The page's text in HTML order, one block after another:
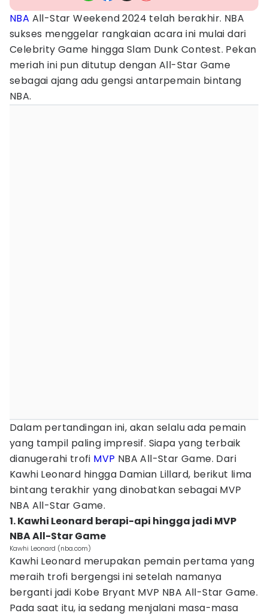
NBA All-Star Weekend 2024 telah berakhir. NBA
sukses menggelar rangkaian acara ini mulai dari
Celebrity Game hingga Slam Dunk Contest. Pekan
meriah ini pun ditutup dengan All-Star Game
sebagai ajang adu gengsi antarpemain bintang
NBA.
Dalam pertandingan ini, akan selalu ada pemain
yang tampil paling impresif. Siapa yang terbaik
dianugerahi trofi MVP NBA All-Star Game. Dari
Kawhi Leonard hingga Damian Lillard, berikut lima
bintang terakhir yang dinobatkan sebagai MVP
NBA All-Star Game.
1. Kawhi Leonard berapi-api hingga jadi MVP
NBA All-Star Game
Kawhi Leonard (nba.com)
Kawhi Leonard merupakan pemain pertama yang
meraih trofi bergengsi ini setelah namanya
berganti jadi Kobe Bryant MVP NBA All-Star Game.
Pada saat itu, ia sedang menjalani masa-masa